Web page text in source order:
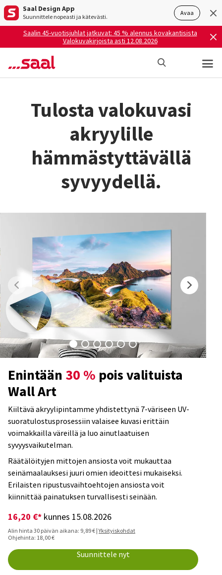
Saal Design App
Suunnittele nopeasti ja kätevästi. Avaa
Saalin 45-vuotisjuhlat jatkuvat: 45 % alennus kovakantisista
Valokuvakirjoista asti 12.08.2026
Tulosta valokuvasi
akryylille
hämmästyttävällä
syvyydellä.
Enintään 30 % pois valituista
Wall Art
Kiiltävä akryylipintamme yhdistettynä 7-väriseen UV-
suoratulostusprosessiin valaisee kuvasi erittäin
voimakkailla väreillä ja luo ainutlaatuisen
syvyysvaikutelman.
Räätälöityjen mittojen ansiosta voit mukauttaa
seinämaalauksesi juuri omien ideoittesi mukaiseksi.
Erilaisten ripustusvaihtoehtojen ansiosta voit
kiinnittää painatuksen turvallisesti seinään.
16,20 €* kunnes 15.08.2026
Alin hinta 30 päivän aikana: 9,89 € |Yksityiskohdat
Ohjehinta: 18,00 €
Suunnittele nyt